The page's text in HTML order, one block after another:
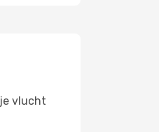
vlucht